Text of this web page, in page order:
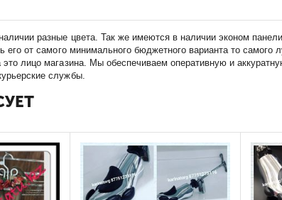
разные цвета. Так же имеются в наличии эконом
от самого минимального бюджетного варианта то самого
лицо магазина. Мы обеспечиваем оперативную и
службы.